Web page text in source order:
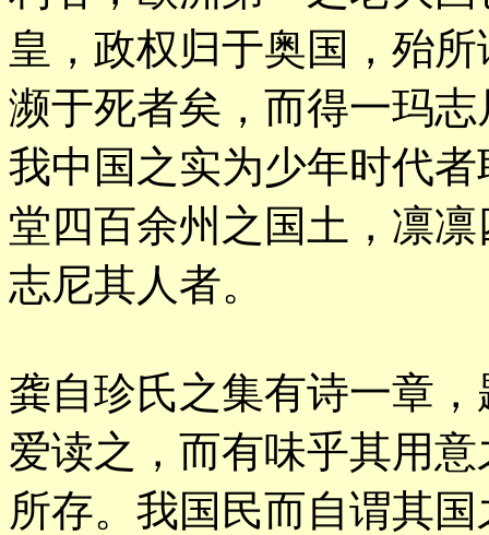
皇，政权归于奥国，殆
濒于死者矣，而得一玛
我中国之实为少年时代者
堂四百余州之国土，凛
志尼其人者。
龚自珍氏之集有诗一章
爱读之，而有味乎其用意
所存。我国民而自谓其